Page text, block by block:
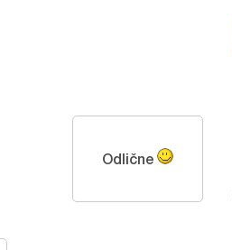
Odlične